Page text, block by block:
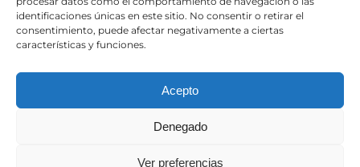
identificaciones únicas en este sitio. No consentir o retirar el
consentimiento, puede afectar negativamente a ciertas
características y funciones.
Acepto
Denegado
Ver preferencias